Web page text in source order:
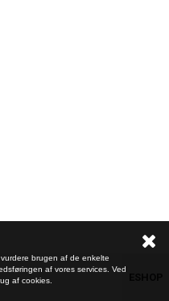
brugen af de enkelte
af vores services. Ved
af cookies.